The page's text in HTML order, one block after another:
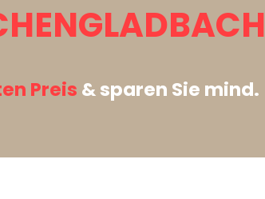
Preis & sparen Sie mind.